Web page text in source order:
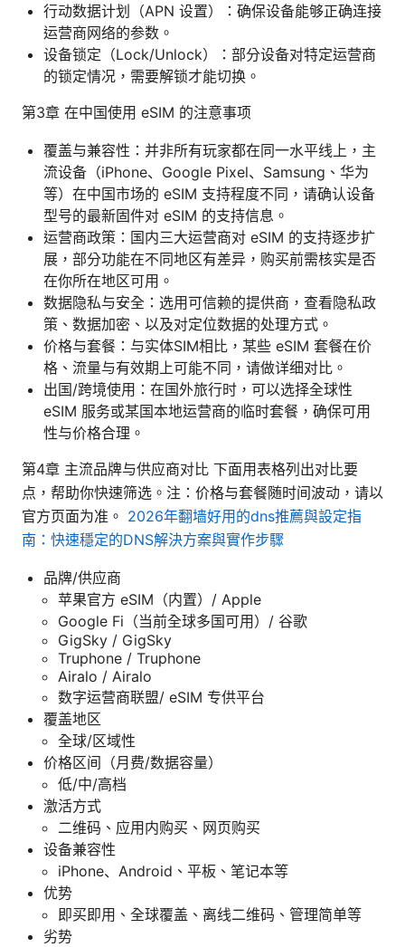
行动数据计划（APN 设置）：确保设备能够正确连接
运营商网络的参数。
设备锁定（Lock/Unlock）：部分设备对特定运营商
的锁定情况，需要解锁才能切换。
第3章 在中国使用 eSIM 的注意事项
覆盖与兼容性：并非所有玩家都在同一水平线上，主
流设备（iPhone、Google Pixel、Samsung、华为
等）在中国市场的 eSIM 支持程度不同，请确认设备
型号的最新固件对 eSIM 的支持信息。
运营商政策：国内三大运营商对 eSIM 的支持逐步扩
展，部分功能在不同地区有差异，购买前需核实是否
在你所在地区可用。
数据隐私与安全：选用可信赖的提供商，查看隐私政
策、数据加密、以及对定位数据的处理方式。
价格与套餐：与实体SIM相比，某些 eSIM 套餐在价
格、流量与有效期上可能不同，请做详细对比。
出国/跨境使用：在国外旅行时，可以选择全球性
eSIM 服务或某国本地运营商的临时套餐，确保可用
性与价格合理。
第4章 主流品牌与供应商对比 下面用表格列出对比要
点，帮助你快速筛选。注：价格与套餐随时间波动，请以
官方页面为准。 2026年翻墙好用的dns推薦與設定指
南：快速穩定的DNS解決方案與實作步驟
品牌/供应商
苹果官方 eSIM（内置）/ Apple
Google Fi（当前全球多国可用）/ 谷歌
GigSky / GigSky
Truphone / Truphone
Airalo / Airalo
数字运营商联盟/ eSIM 专供平台
覆盖地区
全球/区域性
价格区间（月费/数据容量）
低/中/高档
激活方式
二维码、应用内购买、网页购买
设备兼容性
iPhone、Android、平板、笔记本等
优势
即买即用、全球覆盖、离线二维码、管理简单等
劣势